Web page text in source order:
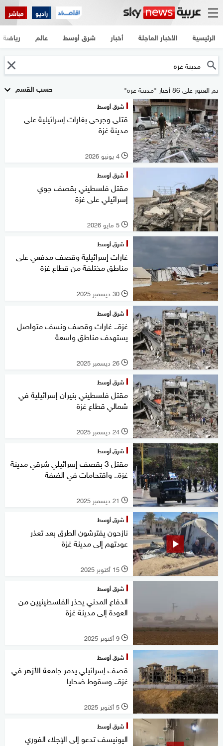
راديو مباشر
الرئيسية الأخبار العاجلة أخبار شرق أوسط عالم رياضة
حسب القسم تم العثور على 86 أخبار "مدينة غزة"
شرق أوسط
قتلى وجرحى بغارات إسرائيلية على
مدينة غزة
l 4 يونيو 2026
شرق أوسط
مقتل فلسطيني بقصف جوي
إسرائيلي على غزة
l 5 مايو 2026
شرق أوسط
غارات إسرائيلية وقصف مدفعي على
مناطق مختلفة من قطاع غزة
l 30 ديسمبر 2025
شرق أوسط
غزة.. غارات وقصف ونسف متواصل
يستهدف مناطق واسعة
l 26 ديسمبر 2025
شرق أوسط
مقتل فلسطيني بنيران إسرائيلية في
شمالي قطاع غزة
l 24 ديسمبر 2025
شرق أوسط
مقتل 3 بقصف إسرائيلي شرقي مدينة
غزة.. واقتحامات في الضفة
l 21 ديسمبر 2025
شرق أوسط
نازحون يفترشون الطرق بعد تعذر
عودتهم إلى مدينة غزة
l 15 أكتوبر 2025
شرق أوسط
الدفاع المدني يحذر الفلسطينيين من
العودة إلى مدينة غزة
l 9 أكتوبر 2025
شرق أوسط
قصف إسرائيلي يدمر جامعة الأزهر في
غزة.. وسقوط ضحايا
l 5 أكتوبر 2025
شرق أوسط
اليونيسف تدعو إلى الإجلاء الفوري